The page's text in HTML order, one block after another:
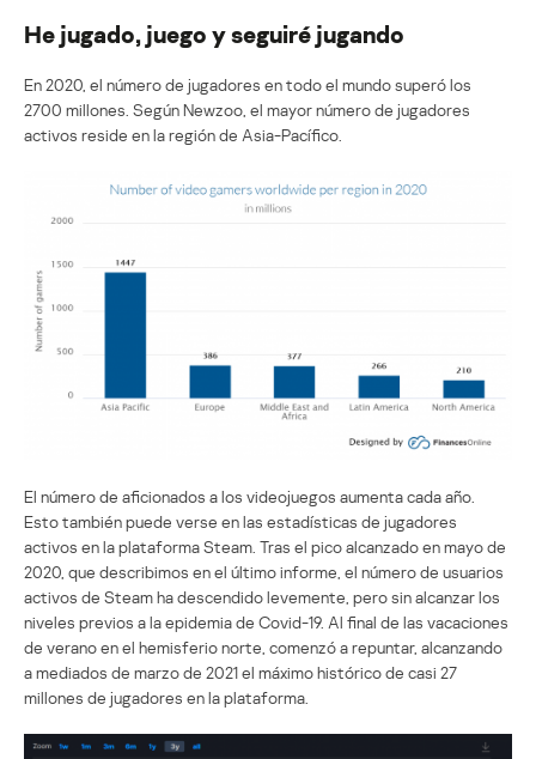
He jugado, juego y seguiré jugando
En 2020, el número de jugadores en todo el mundo superó los
2700 millones. Según Newzoo, el mayor número de jugadores
activos reside en la región de Asia-Pacífico.
El número de aficionados a los videojuegos aumenta cada año.
Esto también puede verse en las estadísticas de jugadores
activos en la plataforma Steam. Tras el pico alcanzado en mayo de
2020, que describimos en el último informe, el número de usuarios
activos de Steam ha descendido levemente, pero sin alcanzar los
niveles previos a la epidemia de Covid-19. Al final de las vacaciones
de verano en el hemisferio norte, comenzó a repuntar, alcanzando
a mediados de marzo de 2021 el máximo histórico de casi 27
millones de jugadores en la plataforma.